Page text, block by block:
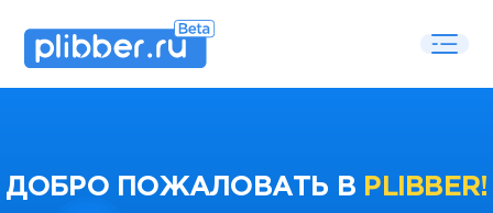
ДОБРО ПОЖАЛОВАТЬ В PLIBBER!